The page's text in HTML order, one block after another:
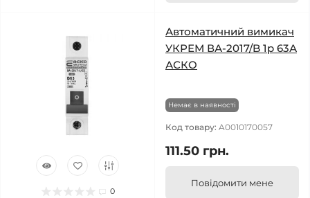
0
Автоматичний вимикач
УКРЕМ ВА-2017/B 1р 63А
АСКО
Немає в наявності
Код товару: A0010170057
111.50 грн.
Повідомити мене